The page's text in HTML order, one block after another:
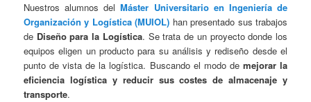
Nuestros alumnos delMáster Universitario en Ingeniería de
Organización y Logística (MUIOL) han presentado sus trabajos
de Diseño para la Logística. Se trata de un proyecto donde los
equipos eligen un producto para su análisis y rediseño desde el
punto de vista de la logística. Buscando el modo de mejorar la
eficiencia logística y reducir sus costes de almacenaje y
transporte.